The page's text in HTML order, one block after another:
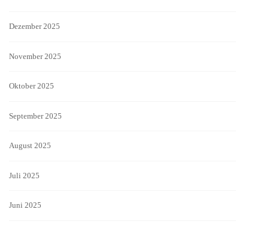
Dezember 2025
November 2025
Oktober 2025
September 2025
August 2025
Juli 2025
Juni 2025